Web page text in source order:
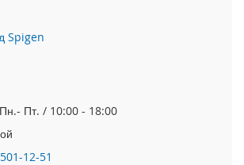
Spigen
Пт. / 10:00 - 18:00
12-51